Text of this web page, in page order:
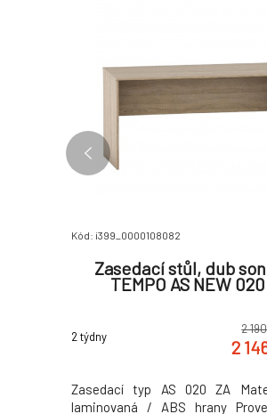
Kód: i399_0000108082
Zasedací stůl, dub
TEMPO AS NEW
2 týdny
2
2
Zasedací typ AS 020 ZA
laminovaná / ABS hrany